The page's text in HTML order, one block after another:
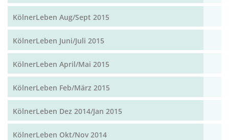
KölnerLeben Aug/Sept 2015
KölnerLeben Juni/Juli 2015
KölnerLeben April/Mai 2015
KölnerLeben Feb/März 2015
KölnerLeben Dez 2014/Jan 2015
KölnerLeben Okt/Nov 2014